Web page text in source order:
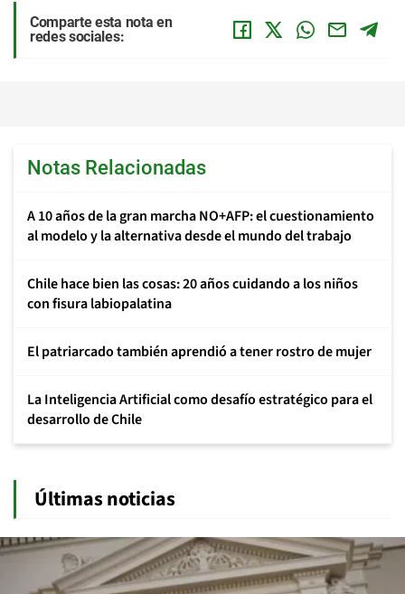
Comparte esta nota en
redes sociales:
Notas Relacionadas
A 10 años de la gran marcha NO+AFP: el cuestionamiento
al modelo y la alternativa desde el mundo del trabajo
Chile hace bien las cosas: 20 años cuidando a los niños
con fisura labiopalatina
El patriarcado también aprendió a tener rostro de mujer
La Inteligencia Artificial como desafío estratégico para el
desarrollo de Chile
Últimas noticias